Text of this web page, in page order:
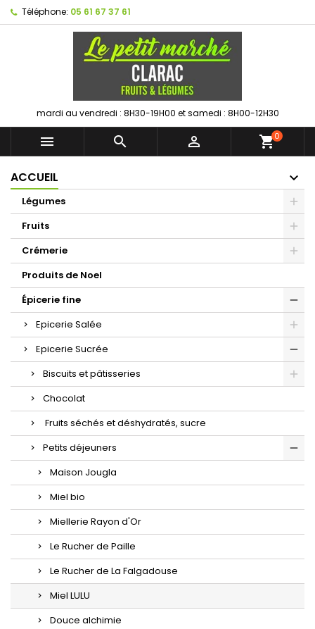
Téléphone: 05 61 67 37 61
mardi au vendredi : 8H30-19H00 et samedi : 8H00-12H30
   shopping_cart0
ACCUEIL
Légumes
Fruits
Crémerie
Produits de Noel
Épicerie fine
Epicerie Salée
Epicerie Sucrée
Biscuits et pâtisseries
Chocolat
Fruits séchés et déshydratés, sucre
Petits déjeuners
Maison Jougla
Miel bio
Miellerie Rayon d'Or
Le Rucher de Paille
Le Rucher de La Falgadouse
Miel LULU
Douce alchimie